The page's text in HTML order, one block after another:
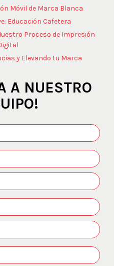
Móvil de Marca Blanca
Educación Cafetera
Proceso de Impresión
y Elevando tu Marca
A NUESTRO